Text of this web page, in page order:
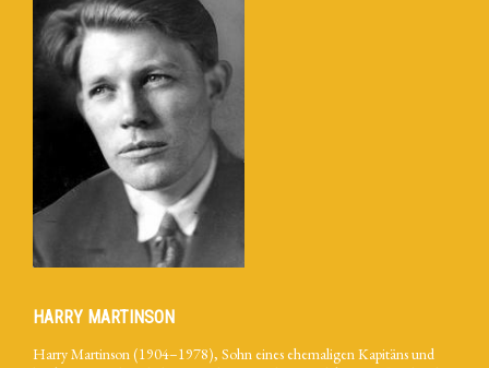
HARRY MARTINSON
Harry Martinson (1904–1978), Sohn eines ehemaligen Kapitäns und